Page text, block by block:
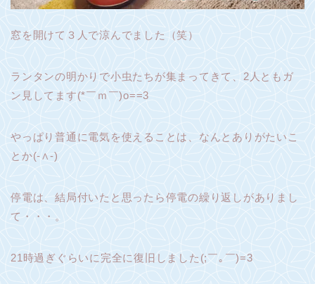
窓を開けて３人で涼んでました（笑）
ランタンの明かりで小虫たちが集まってきて、2人ともガ
ン見してます(*￣ｍ￣)o==3
やっぱり普通に電気を使えることは、なんとありがたいこ
とか(-∧-)
停電は、結局付いたと思ったら停電の繰り返しがありまし
て・・・。
21時過ぎぐらいに完全に復旧しました(;￣｡￣)=3